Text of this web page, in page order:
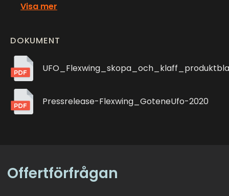
Visa mer
DOKUMENT
Pressrelease-Flexwing_GoteneUfo-2020
Offertförfrågan